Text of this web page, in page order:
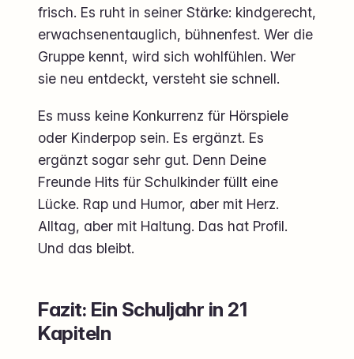
frisch. Es ruht in seiner Stärke: kindgerecht,
erwachsenentauglich, bühnenfest. Wer die
Gruppe kennt, wird sich wohlfühlen. Wer
sie neu entdeckt, versteht sie schnell.
Es muss keine Konkurrenz für Hörspiele
oder Kinderpop sein. Es ergänzt. Es
ergänzt sogar sehr gut. Denn Deine
Freunde Hits für Schulkinder füllt eine
Lücke. Rap und Humor, aber mit Herz.
Alltag, aber mit Haltung. Das hat Profil.
Und das bleibt.
Fazit: Ein Schuljahr in 21
Kapiteln